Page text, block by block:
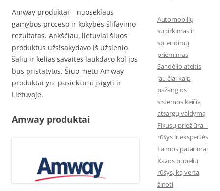
Amway produktai – nuoseklaus
gamybos proceso ir kokybės šlifavimo
rezultatas. Ankščiau, lietuviai šiuos
produktus užsisakydavo iš užsienio
šalių ir kelias savaites laukdavo kol jos
bus pristatytos. Šiuo metu Amway
produktai yra pasiekiami įsigyti ir
Lietuvoje.
Amway produktai
Automobilių
supirkimas ir
sprendimų
priėmimas
Sandėlio ateitis
jau čia: kaip
pažangios
sistemos keičia
atsargų valdymą
Fikusų priežiūra –
rūšys ir ekspertės
Laimos patarimai
Kavos pupelių
rūšys, ką verta
žinoti